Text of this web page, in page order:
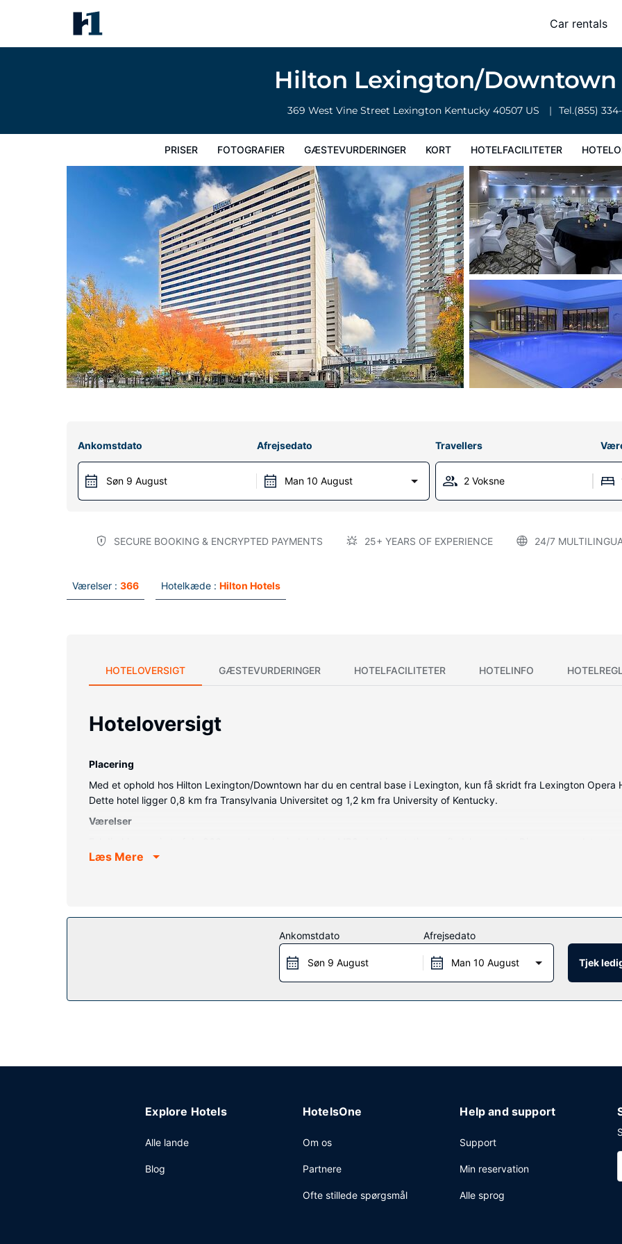
Car rentals
Hilton Lexington/Downtown
369 West Vine Street Lexington Kentucky 40507 US Tel.(855)
PRISER FOTOGRAFIER GÆSTEVURDERINGER KORT HOTELFACILITETER
Hilton Lexington/Downtown
Priser
Ankomstdato
Søn 9 August
Afrejsedato
Man 10 August
Travellers
2 Voksne
SECURE BOOKING & ENCRYPTED PAYMENTS 25+ YEARS OF EXPERIENCE 24/7
Værelser : 366 Hotelkæde : Hilton Hotels
HOTELOVERSIGT GÆSTEVURDERINGER HOTELFACILITETER HOTELINFO
Hoteloversigt
Placering
Med et ophold hos Hilton Lexington/Downtown har du en central base i Lexington, kun få skridt fra Lexington Opera
Dette hotel ligger 0,8 km fra Transylvania Universitet og 1,2 km fra University of Kentucky.
Værelser
bomuldslagner. Der tilbydes kabelkanaler som underholdning, og internetforbindelse via kabel og Wi-Fi er til
Få en bid mad på Triangle Grille, som er en af 2 restauranter på dette hotel. Du kan også blive på værelset og nyde
eller hente en snack på stedets kaffebar/café. Afslut dagen med en drink eller to i baren/loungen. Fuld morgenmad
11.00.
Læs Mere
Ankomstdato
Søn 9 August
Afrejsedato
Man 10 August Tjek
Explore Hotels
Alle lande
Blog
HotelsOne
Om os
Partnere
Ofte stillede spørgsmål
Help and support
Support
Min reservation
Alle sprog